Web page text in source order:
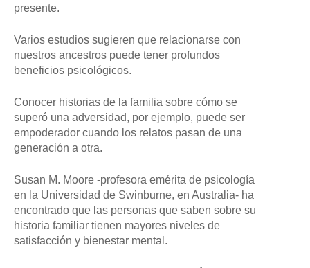
presente.
Varios estudios sugieren que relacionarse con
nuestros ancestros puede tener profundos
beneficios psicológicos.
Conocer historias de la familia sobre cómo se
superó una adversidad, por ejemplo, puede ser
empoderador cuando los relatos pasan de una
generación a otra.
Susan M. Moore -profesora emérita de psicología
en la Universidad de Swinburne, en Australia- ha
encontrado que las personas que saben sobre su
historia familiar tienen mayores niveles de
satisfacción y bienestar mental.